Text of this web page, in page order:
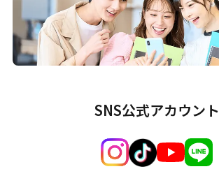
SNS公式アカウント